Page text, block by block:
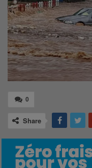
0
Share